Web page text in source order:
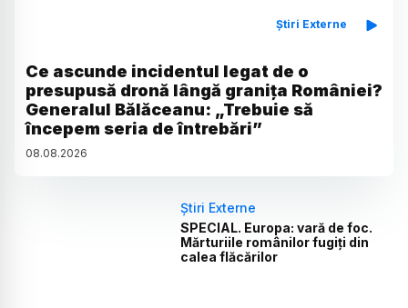
Știri Externe
Ce ascunde incidentul legat de o
presupusă dronă lângă granița României?
Generalul Bălăceanu: „Trebuie să
începem seria de întrebări”
08.08.2026
Știri Externe
SPECIAL. Europa: vară de foc.
Mărturiile românilor fugiți din
calea flăcărilor